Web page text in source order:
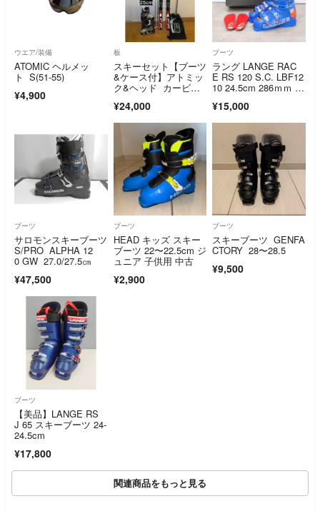
ウエア/装備
ATOMIC ヘルメッ
ト S(51-55)
¥4,900
板
スキーセット【ブーツ
&ケース付】アトミッ
ク&ヘッド カービン
¥24,000
ブーツ
ラング LANGE RAC
E RS 120 S.C. LBF12
10 24.5cm 286ｍｍ レ
ー ブーツ アウトドア
¥15,000
ブーツ
サロモンスキーブーツ
S/PRO ALPHA 12
0 GW 27.0/27.5㎝
¥47,500
ブーツ
HEAD キッズ スキー
ブーツ 22〜22.5cm ジ
ュニア 子供用 中古
¥2,900
ブーツ
スキーブーツ GENFA
CTORY 28〜28.5
¥9,500
ブーツ
【美品】LANGE RS
J 65 スキーブーツ 24-
24.5cm
¥17,800
関連商品をもっと見る